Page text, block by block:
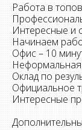
Работа в
Интересные и
Начинаем
Офис – 10
Неформальная
Оклад по
Официальное
Интересные